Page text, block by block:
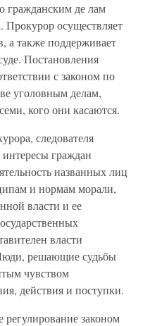
гражданским де лам
Прокурор осуществляет
а также поддерживает
Постановления
с законом по
уголовным делам,
кого они касаются.
следователя
граждан
названных лиц
и нормам морали,
власти и ее
власти
решающие судьбы
чувством
действия и поступки.
регулирование законом